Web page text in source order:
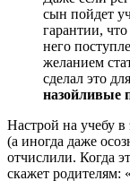
сын пойдет
гарантии,
него
желанием
сделал это
назойливые
Настрой на учебу в
(а иногда даже
отчислили. Когда
скажет родителям: «